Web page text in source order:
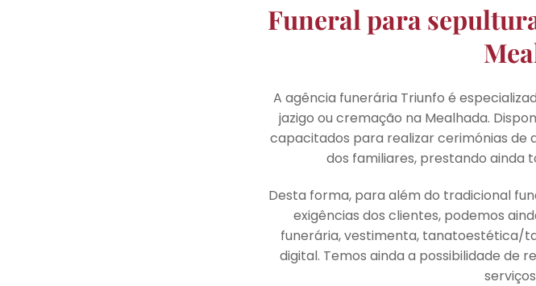
Funeral para
A agência funerária Triunfo é
jazigo ou cremação na Mealhada.
capacitados para realizar cerimónias de
dos familiares, prestando ainda
Desta forma, para além do tradicional
exigências dos clientes, podemos
funerária, vestimenta, tanatoestética/
digital. Temos ainda a possibilidade de